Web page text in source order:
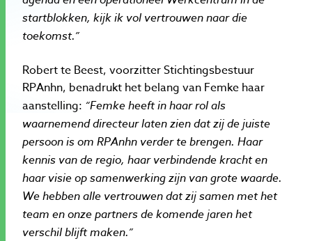
startblokken, kijk ik vol vertrouwen naar die
toekomst.”
Robert te Beest, voorzitter Stichtingsbestuur
RPAnhn, benadrukt het belang van Femke haar
aanstelling: “Femke heeft in haar rol als
waarnemend directeur laten zien dat zij de juiste
persoon is om RPAnhn verder te brengen. Haar
kennis van de regio, haar verbindende kracht en
haar visie op samenwerking zijn van grote waarde.
We hebben alle vertrouwen dat zij samen met het
team en onze partners de komende jaren het
verschil blijft maken.”